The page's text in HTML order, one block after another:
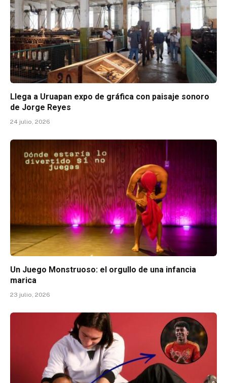
Llega a Uruapan expo de gráfica con paisaje sonoro
de Jorge Reyes
24 julio, 2026
Un Juego Monstruoso: el orgullo de una infancia
marica
23 julio, 2026